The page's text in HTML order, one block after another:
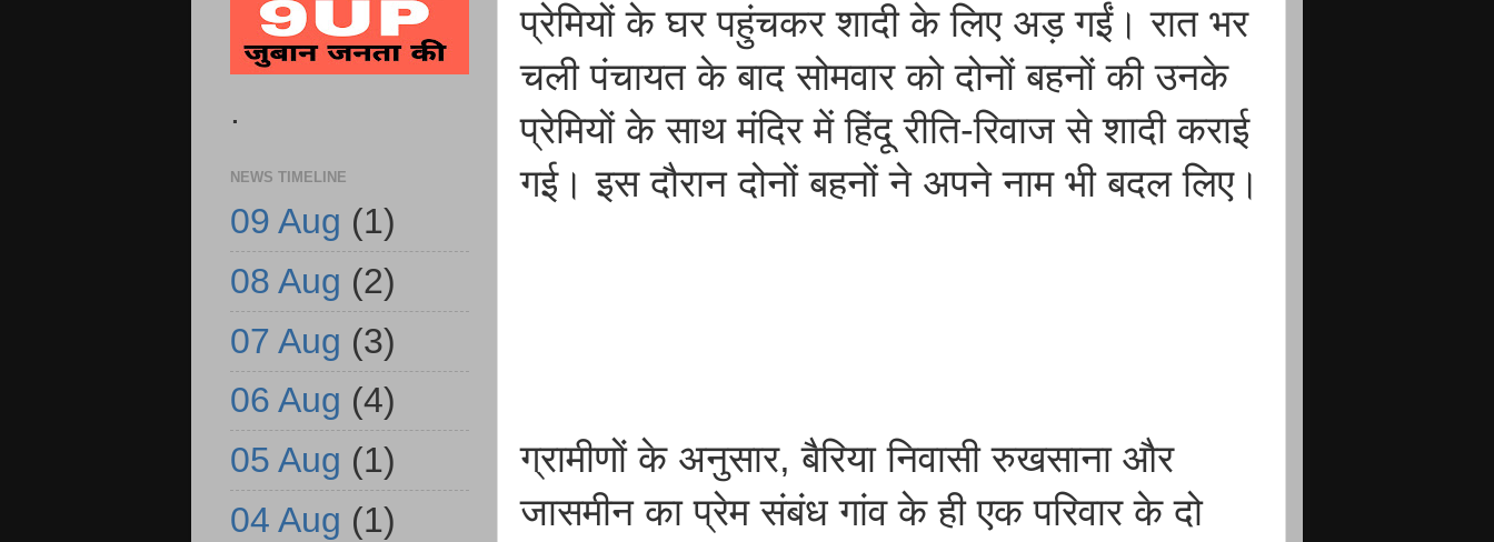
प्रेमियों के घर पहुंचकर शादी के लिए अड़ गईं। रात भर
चली पंचायत के बाद सोमवार को दोनों बहनों की उनके
प्रेमियों के साथ मंदिर में हिंदू रीति-रिवाज से शादी कराई
गई। इस दौरान दोनों बहनों ने अपने नाम भी बदल लिए।
ग्रामीणों के अनुसार, बैरिया निवासी रुखसाना और
जासमीन का प्रेम संबंध गांव के ही एक परिवार के दो
.
NEWS TIMELINE
09 Aug (1)
08 Aug (2)
07 Aug (3)
06 Aug (4)
05 Aug (1)
04 Aug (1)